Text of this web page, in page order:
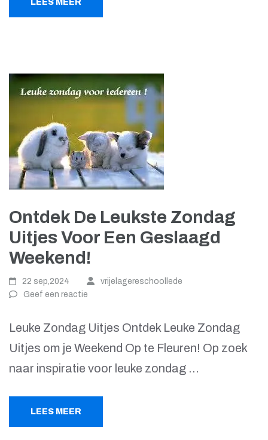
LEES MEER
Ontdek De Leukste Zondag
Uitjes Voor Een Geslaagd
Weekend!
22 sep,2024
vrijelagereschoollede
Geef een reactie
Leuke Zondag Uitjes Ontdek Leuke Zondag
Uitjes om je Weekend Op te Fleuren! Op zoek
naar inspiratie voor leuke zondag …
LEES MEER